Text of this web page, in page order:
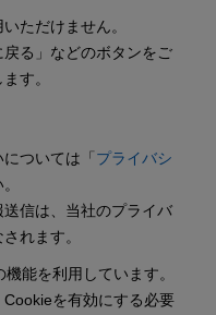
ただけません。
る」などのボタンをご
す。
ついては「 プライバシ
信は、当社のプライバ
れます。
能を利用しています。
を有効にする必要